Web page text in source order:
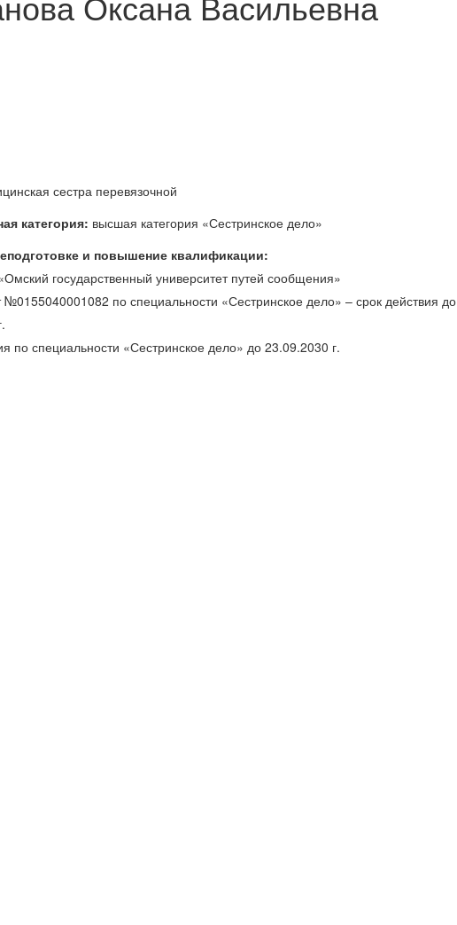
сестра перевязочной
категория: высшая категория «Сестринское дело»
и повышение квалификации:
государственный университет путей сообщения»
по специальности «Сестринское дело» – срок действия до
по специальности «Сестринское дело» до 23.09.2030 г.